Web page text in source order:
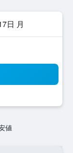
日 月
値